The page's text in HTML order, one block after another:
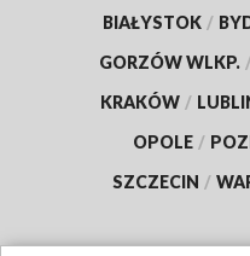
BIAŁYSTOK /
GORZÓW WLKP.
KRAKÓW /
OPOLE /
SZCZECIN /